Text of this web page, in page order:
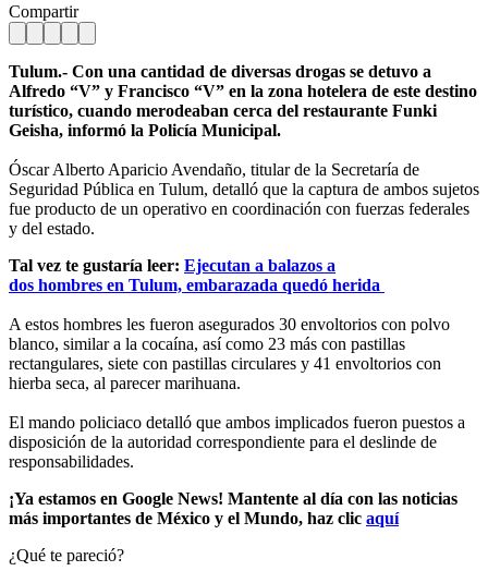
Compartir
Tulum.- Con una cantidad de diversas drogas se detuvo a
Alfredo “V” y Francisco “V” en la zona hotelera de este destino
turístico, cuando merodeaban cerca del restaurante Funki
Geisha, informó la Policía Municipal.
Óscar Alberto Aparicio Avendaño, titular de la Secretaría de
Seguridad Pública en Tulum, detalló que la captura de ambos sujetos
fue producto de un operativo en coordinación con fuerzas federales
y del estado.
Tal vez te gustaría leer: Ejecutan a balazos a
dos hombres en Tulum, embarazada quedó herida
A estos hombres les fueron asegurados 30 envoltorios con polvo
blanco, similar a la cocaína, así como 23 más con pastillas
rectangulares, siete con pastillas circulares y 41 envoltorios con
hierba seca, al parecer marihuana.
El mando policiaco detalló que ambos implicados fueron puestos a
disposición de la autoridad correspondiente para el deslinde de
responsabilidades.
¡Ya estamos en Google News! Mantente al día con las noticias
más importantes de México y el Mundo, haz clic aquí
¿Qué te pareció?